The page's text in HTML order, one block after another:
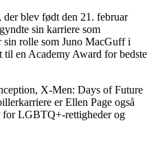
der blev født den 21. februar
sin karriere som
sin rolle som Juno MacGuff i
en Academy Award for bedste
X-Men: Days of Future
er Ellen Page også
LGBTQ+-rettigheder og